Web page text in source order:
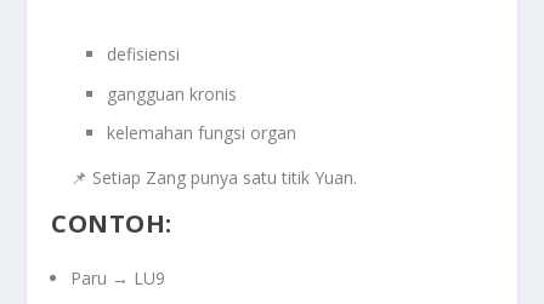
defisiensi
gangguan kronis
kelemahan fungsi organ
📌 Setiap Zang punya satu titik Yuan.
CONTOH:
Paru → LU9